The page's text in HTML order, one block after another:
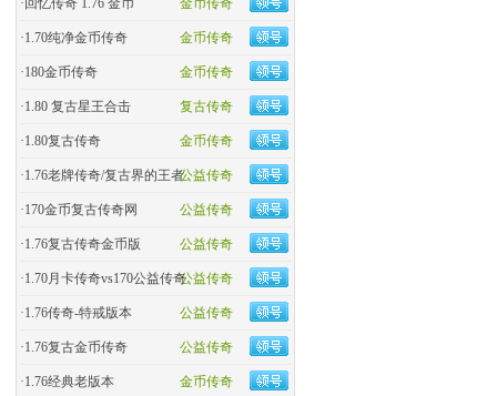
金币传奇
· 回忆传奇 1.76 金币
金币传奇
·1.70纯净金币传奇
金币传奇
·180金币传奇
复古传奇
·1.80 复古星王合击
金币传奇
·1.80复古传奇
公益传奇
·1.76老牌传奇/复古界的王者
公益传奇
·170金币复古传奇网
公益传奇
·1.76复古传奇金币版
公益传奇
·1.70月卡传奇vs170公益传奇
公益传奇
·1.76传奇-特戒版本
公益传奇
·1.76复古金币传奇
金币传奇
·1.76经典老版本